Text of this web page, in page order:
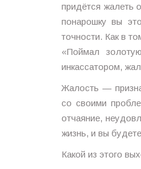
придётся жалеть
понарошку вы
точности. Как в
«Поймал
инкассатором,
Жалость —
со своими
отчаяние,
жизнь, и вы
Какой из этого